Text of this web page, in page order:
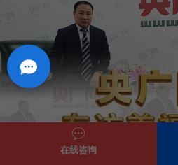
在线咨询